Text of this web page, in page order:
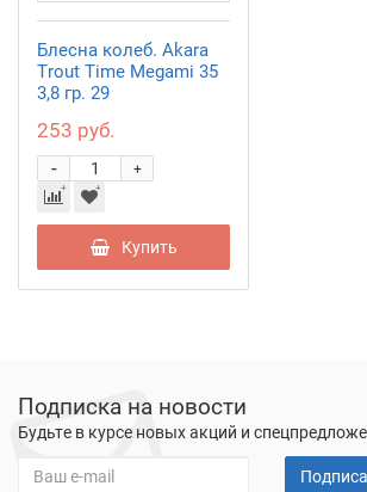
Блесна колеб. Akara
Trout Time Megami 35
3,8 гр. 29
253 руб.
+
-
Купить
Подписка на новости
Будьте в курсе новых акций и